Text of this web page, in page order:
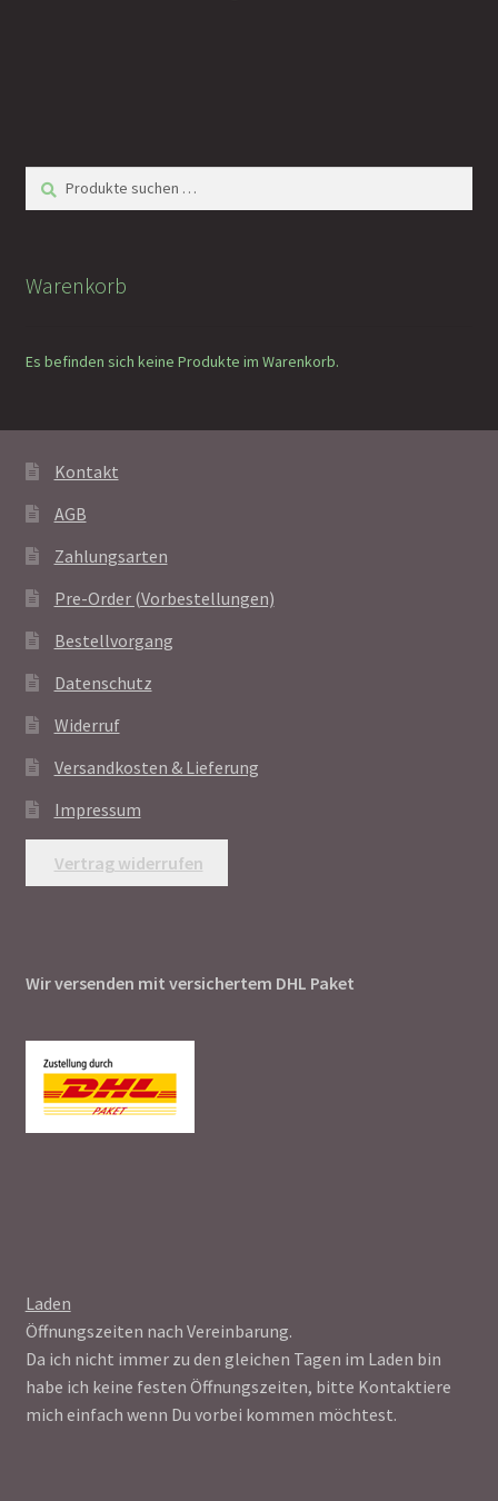
Suchen
nach:
Suchen
Warenkorb
Es befinden sich keine Produkte im Warenkorb.
Kontakt
AGB
Zahlungsarten
Pre-Order (Vorbestellungen)
Bestellvorgang
Datenschutz
Widerruf
Versandkosten & Lieferung
Impressum
Vertrag widerrufen
Wir versenden mit versichertem DHL Paket
Laden
Öffnungszeiten nach Vereinbarung.
Da ich nicht immer zu den gleichen Tagen im Laden bin
habe ich keine festen Öffnungszeiten, bitte Kontaktiere
mich einfach wenn Du vorbei kommen möchtest.